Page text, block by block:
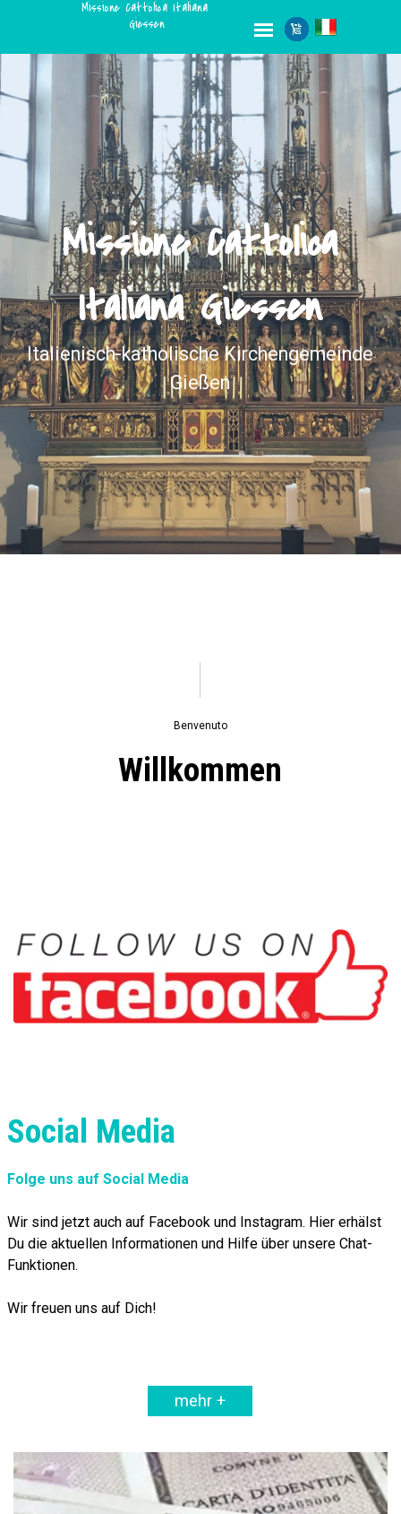
Missione Cattolica Italiana
Giessen
Missione Cattolica
Italiana Giessen
Italienisch-katholische Kirchengemeinde
Gießen
Benvenuto
Willkommen
Social Media
Folge uns auf Social Media
Wir sind jetzt auch auf Facebook und Instagram. Hier erhälst
Du die aktuellen Informationen und Hilfe über unsere Chat-
Funktionen.
Wir freuen uns auf Dich!
mehr +
mehr erfahren